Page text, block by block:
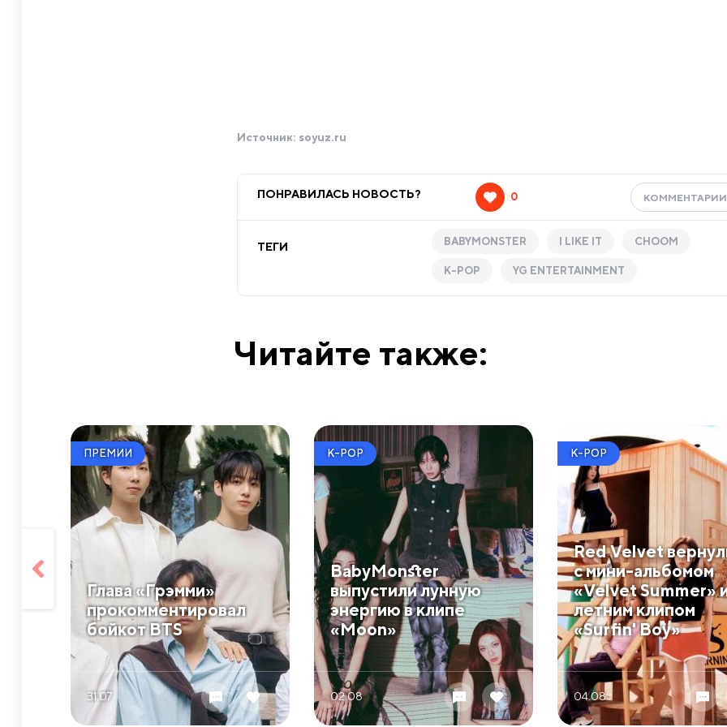
Источник: soyuz.ru
ПОНРАВИЛАСЬ НОВОСТЬ? 0
ТЕГИ BABYMONSTER I LIKE IT CHOOM
K-POP YG ENTERTAINMENT
Читайте также:
ПРЕМИИ
Глава «Грэмми»
прокомментировал
бойкот BTS
31.07
K-POP
BabyMonster
выпустили лунную
энергию в клипе
«Moon»
02.08
K-POP
Red Velvet
с мини-альбомом
«Velvet Summer»
летним клипом
«Surfin' Boy»
04.08